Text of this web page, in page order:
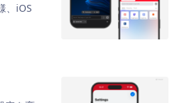
、iOS